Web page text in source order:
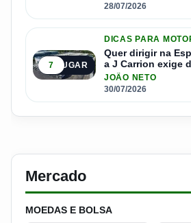
28/07/2026
5º LUGAR
7
DICAS PARA
Quer dirigir na
a J Carrion exige
JOÃO NETO
30/07/2026
Mercado
MOEDAS E BOLSA